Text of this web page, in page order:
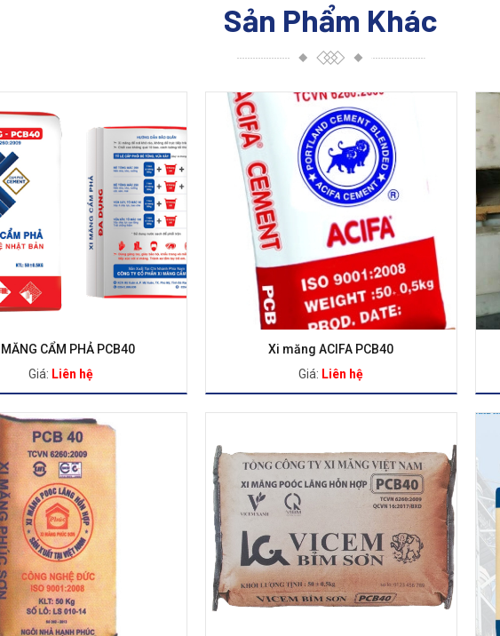
Sản Phẩm Khác
CẨM PHẢ PCB40
Giá: Liên hệ
Xi măng ACIFA PCB40
Giá: Liên hệ